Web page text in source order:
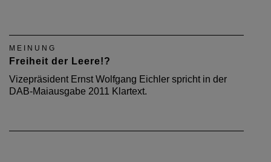
MEINUNG
Freiheit der Leere!?
Vizepräsident Ernst Wolfgang Eichler spricht in der
DAB-Maiausgabe 2011 Klartext.